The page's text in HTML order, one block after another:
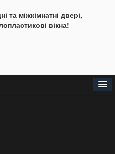
та міжкімнатні двері,
вікна!